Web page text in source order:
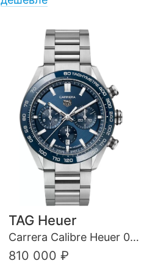
TAG Heuer
Carrera Calibre Heuer 02 Automatic Chronograph
810 000 ₽